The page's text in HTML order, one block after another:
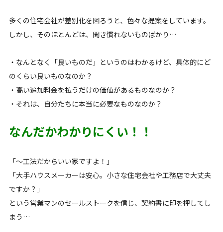
多くの住宅会社が差別化を図ろうと、色々な提案をしています。
しかし、そのほとんどは、聞き慣れないものばかり…
・なんとなく「良いものだ」というのはわかるけど、具体的にど
のくらい良いものなのか？
・高い追加料金を払うだけの価値があるものなのか？
・それは、自分たちに本当に必要なものなのか？
なんだかわかりにくい！！
「～工法だからいい家ですよ！」
「大手ハウスメーカーは安心。小さな住宅会社や工務店で大丈夫
ですか？」
という営業マンのセールストークを信じ、契約書に印を押してし
まう…